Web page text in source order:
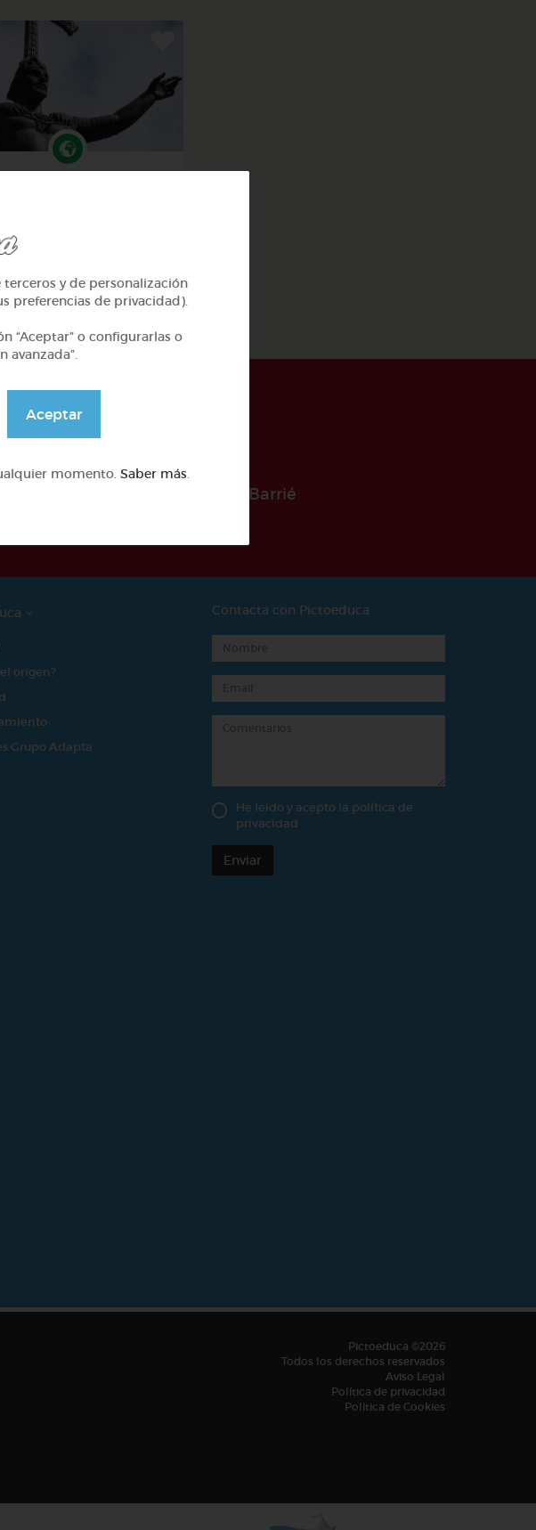
mecenazgo de la Fundación Barrié
origen?
Grupo Adapta
Contacta con Pictoeduca
He leído y acepto la política de
privacidad
Enviar
Pictoeduca ©2026
Todos los derechos reservados
Aviso Legal
Política de privacidad
Política de Cookies
y de personalización
preferencias de privacidad).
“Aceptar” o configurarlas o
avanzada”.
Aceptar
momento. Saber más.